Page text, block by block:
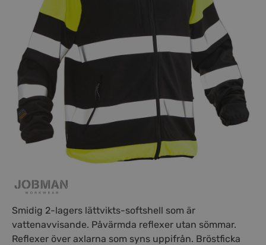
Smidig 2-lagers lättvikts-softshell som är
vattenavvisande. Påvärmda reflexer utan sömmar.
Reflexer över axlarna som syns uppifrån. Bröstficka